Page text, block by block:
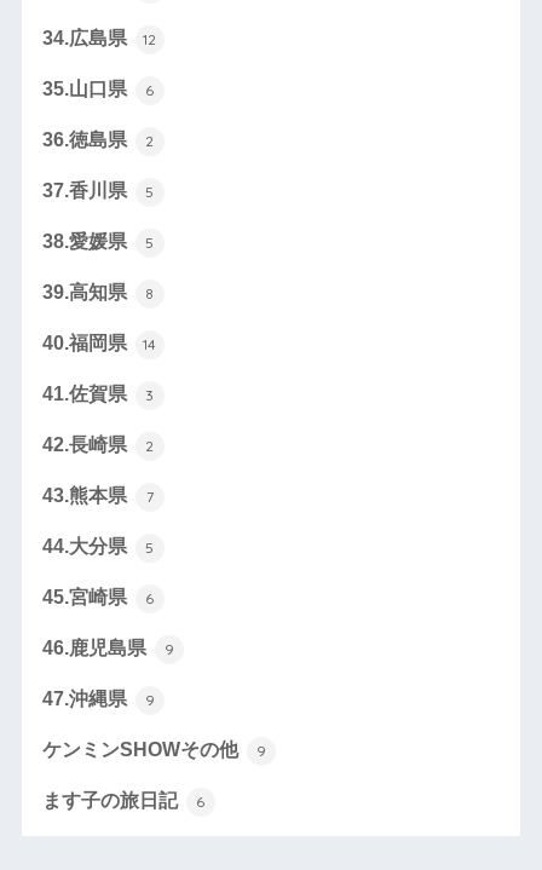
34.広島県 12
35.山口県 6
36.徳島県 2
37.香川県 5
38.愛媛県 5
39.高知県 8
40.福岡県 14
41.佐賀県 3
42.長崎県 2
43.熊本県 7
44.大分県 5
45.宮崎県 6
46.鹿児島県 9
47.沖縄県 9
ケンミンSHOWその他 9
ます子の旅日記 6